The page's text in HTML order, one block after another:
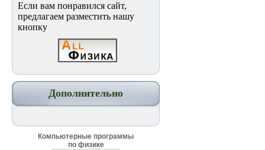
Если вам понравился сайт,
предлагаем разместить нашу
кнопку
Дополнительно
Компьютерные программы
по физике